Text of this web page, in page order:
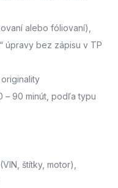
alebo fóliovaní),
úpravy bez zápisu v TP
– 90 minút , podľa typu
štítky, motor),